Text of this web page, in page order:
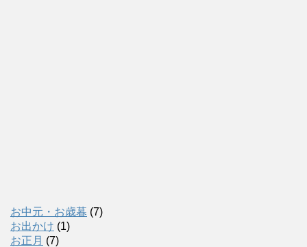
お中元・お歳暮 (7)
お出かけ (1)
お正月 (7)